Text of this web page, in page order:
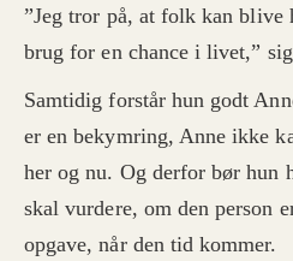
”Jeg tror på, at folk kan blive
brug for en chance i livet,”
Samtidig forstår hun godt
er en bekymring, Anne ikke
her og nu. Og derfor bør hun
skal vurdere, om den person
opgave, når den tid kommer.